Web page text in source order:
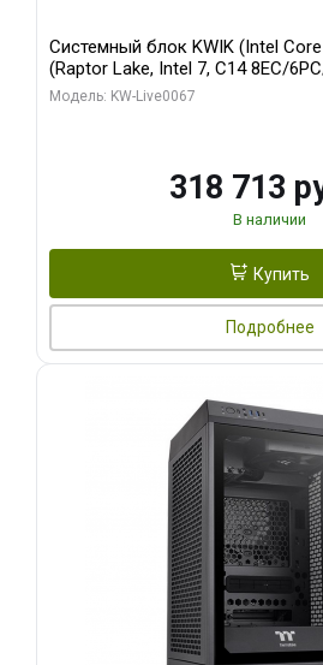
Системный блок KWIK (Intel Core
(Raptor Lake, Intel 7, C14 8EC/
RTX5080 GAMINGPRO OC 16GB
Модель: KW-Live0067
318 713
В наличии
Купить
Подробнее